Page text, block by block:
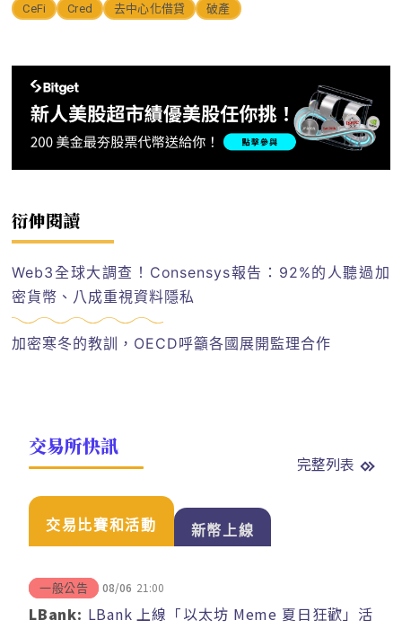
CeFi Cred 去中心化借貸 破產
衍伸閱讀
Web3全球大調查！Consensys報告：92%的人聽過加
密貨幣、八成重視資料隱私
加密寒冬的教訓，OECD呼籲各國展開監理合作
交易所快訊
完整列表
交易比賽和活動 新幣上線
一般公告 08/06 21:00
LBank: LBank 上線「以太坊 Meme 夏日狂歡」活